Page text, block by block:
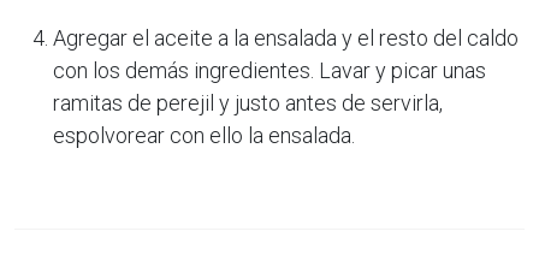
Agregar el aceite a la ensalada y el resto del caldo
con los demás ingredientes. Lavar y picar unas
ramitas de perejil y justo antes de servirla,
espolvorear con ello la ensalada.